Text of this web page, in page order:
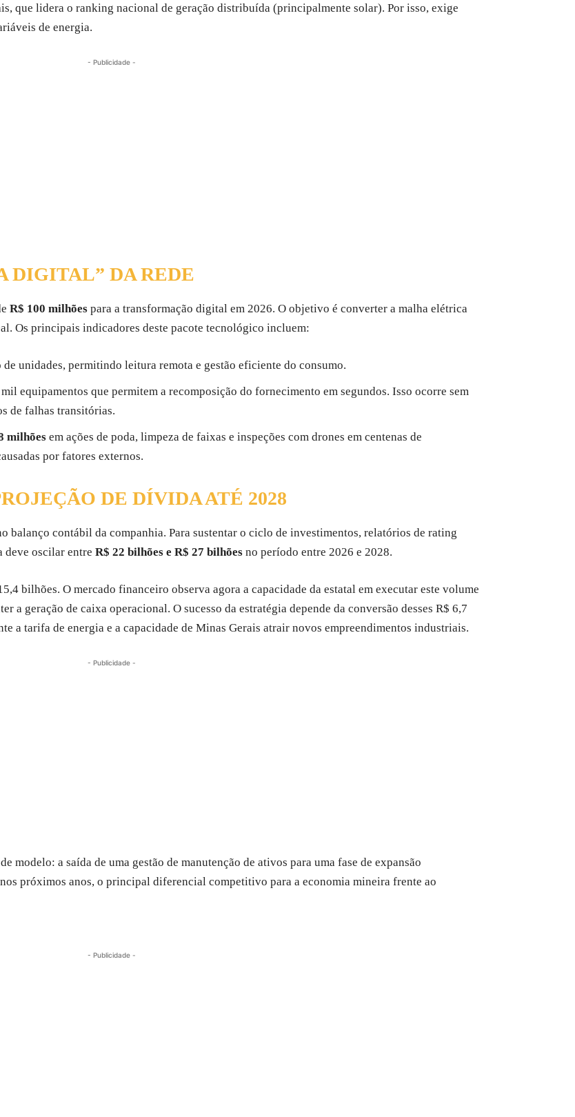
que lidera o ranking nacional de geração distribuída (principalmente solar). Por isso, exige
de energia.
- Publicidade -
DIGITAL” DA REDE
R$ 100 milhões para a transformação digital em 2026. O objetivo é converter a malha elétrica
Os principais indicadores deste pacote tecnológico incluem:
unidades, permitindo leitura remota e gestão eficiente do consumo.
equipamentos que permitem a recomposição do fornecimento em segundos. Isso ocorre sem
de falhas transitórias.
milhões em ações de poda, limpeza de faixas e inspeções com drones em centenas de
por fatores externos.
DE DÍVIDA ATÉ 2028
balanço contábil da companhia. Para sustentar o ciclo de investimentos, relatórios de rating
deve oscilar entre R$ 22 bilhões e R$ 27 bilhões no período entre 2026 e 2028.
bilhões. O mercado financeiro observa agora a capacidade da estatal em executar este volume
a geração de caixa operacional. O sucesso da estratégia depende da conversão desses R$ 6,7
a tarifa de energia e a capacidade de Minas Gerais atrair novos empreendimentos industriais.
- Publicidade -
modelo: a saída de uma gestão de manutenção de ativos para uma fase de expansão
próximos anos, o principal diferencial competitivo para a economia mineira frente ao
- Publicidade -